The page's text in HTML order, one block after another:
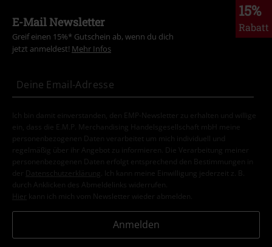
15%
Rabatt
E-Mail Newsletter
Greif einen 15%* Gutschein ab, wenn du dich
jetzt anmeldest! Mehr Infos
Ich bin damit einverstanden, den EMP-Newsletter zu erhalten und willige
ein, dass die E.M.P. Merchandising Handelsgesellschaft mbH meine
personenbezogenen Daten verarbeitet um mich individuell und
regelmäßig über ihr Angebot zu informieren. Die Verarbeitung meiner
personenbezogenen Daten erfolgt entsprechend den Bestimmungen in
der
Datenschutzerklärung
. Ich kann meine Einwilligung jederzeit z. B.
durch Anklicken des Abmeldelinks widerrufen.
Hier kann ich mich vom Newsletter wieder abmelden.
Anmelden